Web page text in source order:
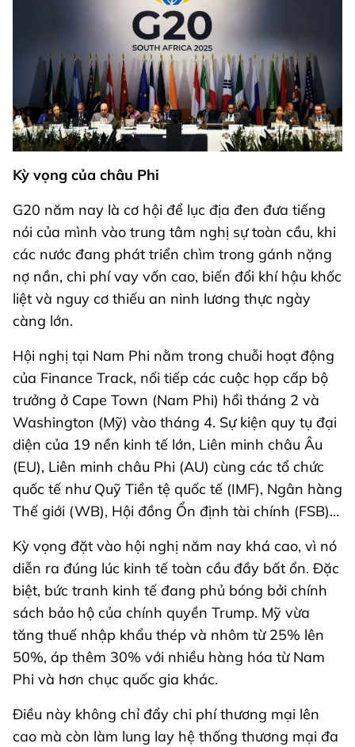
Kỳ vọng của châu Phi
G20 năm nay là cơ hội để lục địa đen đưa tiếng
nói của mình vào trung tâm nghị sự toàn cầu, khi
các nước đang phát triển chìm trong gánh nặng
nợ nần, chi phí vay vốn cao, biến đổi khí hậu khốc
liệt và nguy cơ thiếu an ninh lương thực ngày
càng lớn.
Hội nghị tại Nam Phi nằm trong chuỗi hoạt động
của Finance Track, nối tiếp các cuộc họp cấp bộ
trưởng ở Cape Town (Nam Phi) hồi tháng 2 và
Washington (Mỹ) vào tháng 4. Sự kiện quy tụ đại
diện của 19 nền kinh tế lớn, Liên minh châu Âu
(EU), Liên minh châu Phi (AU) cùng các tổ chức
quốc tế như Quỹ Tiền tệ quốc tế (IMF), Ngân hàng
Thế giới (WB), Hội đồng Ổn định tài chính (FSB)…
Kỳ vọng đặt vào hội nghị năm nay khá cao, vì nó
diễn ra đúng lúc kinh tế toàn cầu đầy bất ổn. Đặc
biệt, bức tranh kinh tế đang phủ bóng bởi chính
sách bảo hộ của chính quyền Trump. Mỹ vừa
tăng thuế nhập khẩu thép và nhôm từ 25% lên
50%, áp thêm 30% với nhiều hàng hóa từ Nam
Phi và hơn chục quốc gia khác.
Điều này không chỉ đẩy chi phí thương mại lên
cao mà còn làm lung lay hệ thống thương mại đa